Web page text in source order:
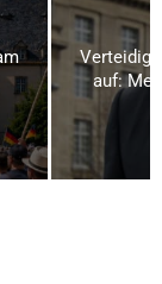
auf: